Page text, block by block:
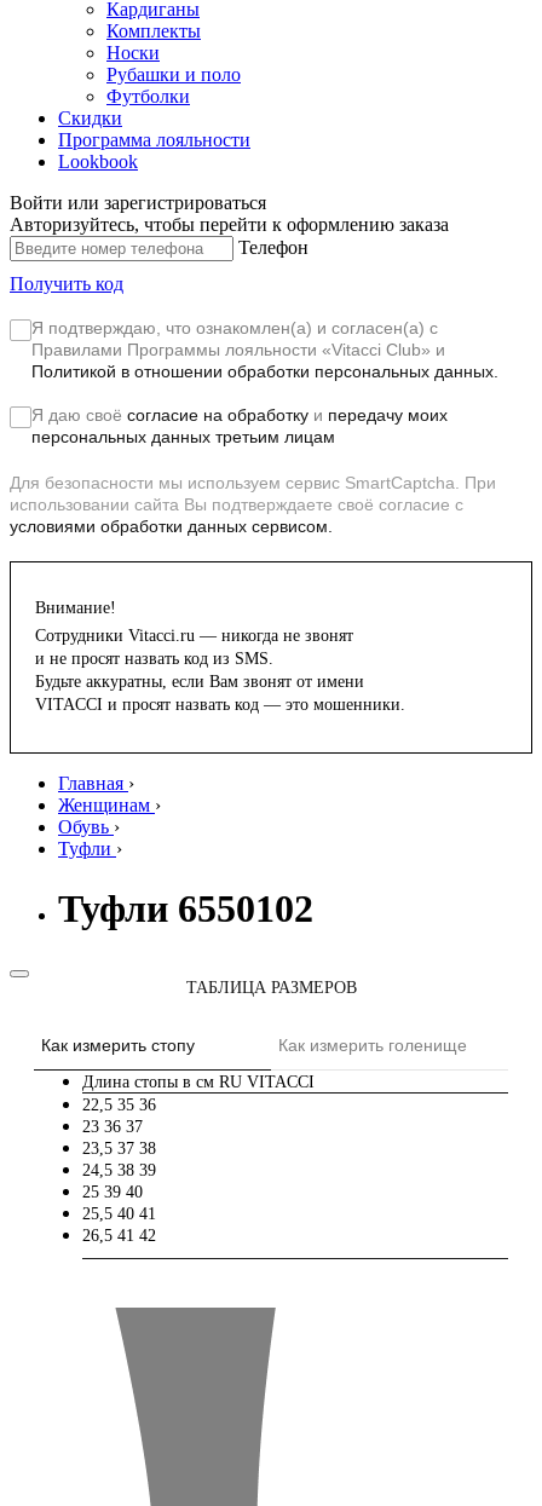
Кардиганы
Комплекты
Носки
Рубашки и поло
Футболки
Скидки
Программа лояльности
Lookbook
Войти или зарегистрироваться
Авторизуйтесь, чтобы перейти к оформлению заказа
Телефон
Получить код
Я подтверждаю, что ознакомлен(а) и согласен(а) с
Правилами Программы лояльности «Vitacci Club» и
Политикой в отношении обработки персональных данных.
Я даю своё согласие на обработку и передачу моих
персональных данных третьим лицам
Для безопасности мы используем сервис SmartCaptcha. При
использовании сайта Вы подтверждаете своё согласие с
условиями обработки данных сервисом.
Внимание!
Сотрудники Vitacci.ru — никогда не звонят
и не просят назвать код из SMS.
Будьте аккуратны, если Вам звонят от имени
VITACCI и просят назвать код — это мошенники.
Главная ›
Женщинам ›
Обувь ›
Туфли ›
Туфли 6550102
ТАБЛИЦА РАЗМЕРОВ
Как измерить стопу Как измерить голенище
Длина стопы в см RU VITACCI
22,5 35 36
23 36 37
23,5 37 38
24,5 38 39
25 39 40
25,5 40 41
26,5 41 42